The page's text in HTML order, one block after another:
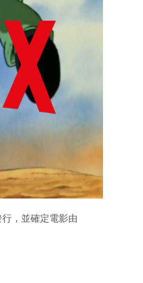
，並確定電影由